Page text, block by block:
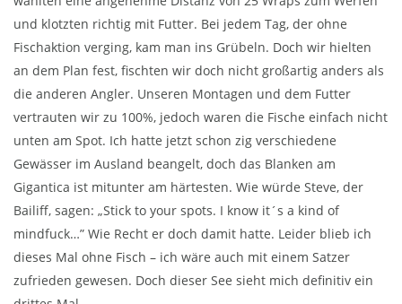
und klotzten richtig mit Futter. Bei jedem Tag, der ohne
Fischaktion verging, kam man ins Grübeln. Doch wir hielten
an dem Plan fest, fischten wir doch nicht großartig anders als
die anderen Angler. Unseren Montagen und dem Futter
vertrauten wir zu 100%, jedoch waren die Fische einfach nicht
unten am Spot. Ich hatte jetzt schon zig verschiedene
Gewässer im Ausland beangelt, doch das Blanken am
Gigantica ist mitunter am härtesten. Wie würde Steve, der
Bailiff, sagen: „Stick to your spots. I know it´s a kind of
mindfuck…” Wie Recht er doch damit hatte. Leider blieb ich
dieses Mal ohne Fisch – ich wäre auch mit einem Satzer
zufrieden gewesen. Doch dieser See sieht mich definitiv ein